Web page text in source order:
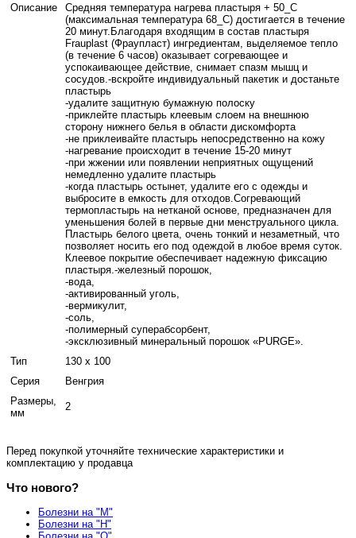
Описание
Средняя температура нагрева пластыря + 50_С
(максимальная температура 68_С) достигается в течение
20 минут.Благодаря входящим в состав пластыря
Frauplast (Фраупласт) ингредиентам, выделяемое тепло
(в течение 6 часов) оказывает согревающее и
успокаивающее действие, снимает спазм мышц и
сосудов.-вскройте индивидуальный пакетик и достаньте
пластырь
-удалите защитную бумажную полоску
-приклейте пластырь клеевым слоем на внешнюю
сторону нижнего белья в области дискомфорта
-не приклеивайте пластырь непосредственно на кожу
-нагревание происходит в течение 15-20 минут
-при жжении или появлении неприятных ощущений
немедленно удалите пластырь
-когда пластырь остынет, удалите его с одежды и
выбросите в емкость для отходов.Согревающий
термопластырь на нетканой основе, предназначен для
уменьшения болей в первые дни менструального цикла.
Пластырь белого цвета, очень тонкий и незаметный, что
позволяет носить его под одеждой в любое время суток.
Клеевое покрытие обеспечивает надежную фиксацию
пластыря.-железный порошок,
-вода,
-активированный уголь,
-вермикулит,
-соль,
-полимерный суперабсорбент,
-эксклюзивный минеральный порошок «PURGE».
Тип
130 x 100
Серия
Венгрия
Размеры,
мм
2
Перед покупкой уточняйте технические характеристики и
комплектацию у продавца
Что нового?
Болезни на "М"
Болезни на "Н"